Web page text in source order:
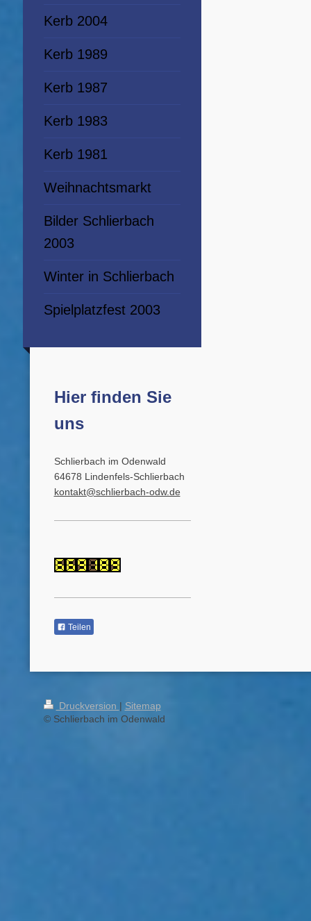
Kerb 2004
Kerb 1989
Kerb 1987
Kerb 1983
Kerb 1981
Weihnachtsmarkt
Bilder Schlierbach
2003
Winter in Schlierbach
Spielplatzfest 2003
Hier finden Sie
uns
Schlierbach im Odenwald
64678 Lindenfels-Schlierbach
kontakt@schlierbach-odw.de
Teilen
Druckversion | Sitemap
© Schlierbach im Odenwald